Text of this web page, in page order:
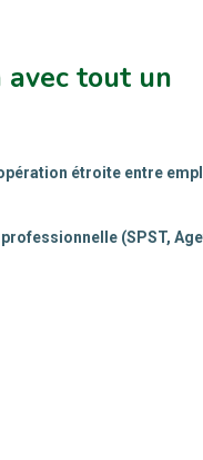
avec tout un
étroite entre
(SPST,